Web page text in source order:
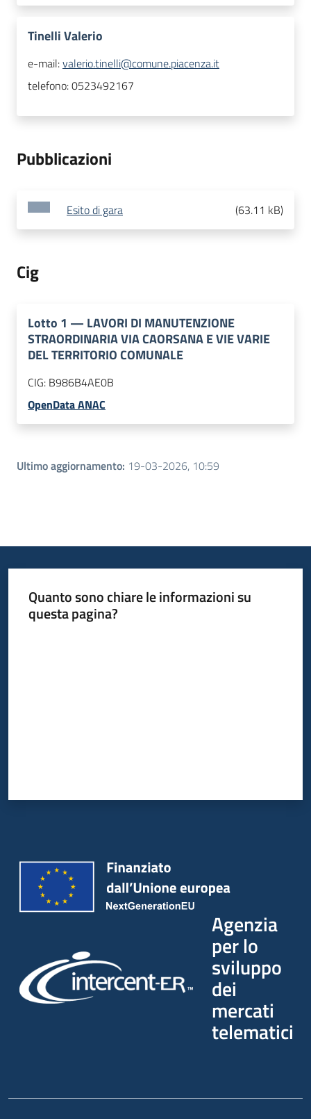
Tinelli Valerio
e-mail:valerio.tinelli@comune.piacenza.it
telefono:0523492167
Pubblicazioni
Esito di gara (63.11 kB)
Cig
Lotto 1 — LAVORI DI MANUTENZIONE
STRAORDINARIA VIA CAORSANA E VIE VARIE
DEL TERRITORIO COMUNALE
CIG: B986B4AE0B
OpenData ANAC
Ultimo aggiornamento: 19-03-2026, 10:59
Quanto sono chiare le informazioni su
questa pagina?
Agenzia
per lo
sviluppo
dei
mercati
telematici